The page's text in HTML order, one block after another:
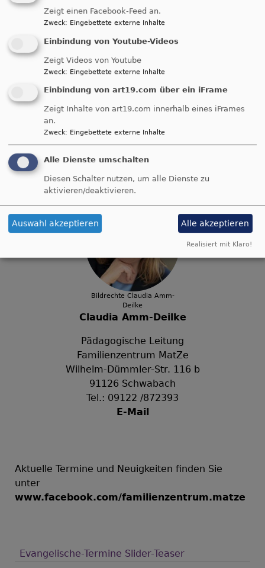
Konzept der Einrichtung St. Matthäus/MatZe
455.64 KB
Stand 2018
Konzept Familienzentrum
81.87 KB
Stand 2020
Flyer Familienzentrum MatZe (Stand 2026)
2.84 MB
Bildrechte Claudia Amm-
Deilke
Claudia Amm-Deilke
Pädagogische Leitung
Familienzentrum MatZe
Wilhelm-Dümmler-Str. 116 b
91126 Schwabach
Tel.: 09122 /872393
E-Mail
Aktuelle Termine und Neuigkeiten finden Sie
unter
www.facebook.com/familienzentrum.matze
Evangelische-Termine Slider-Teaser
Zeigt einen Facebook-Feed an.
Zweck: Eingebettete externe Inhalte
Einbindung von Youtube-Videos
Zeigt Videos von Youtube
Zweck: Eingebettete externe Inhalte
Einbindung von art19.com über ein iFrame
Zeigt Inhalte von art19.com innerhalb eines iFrames
an.
Zweck: Eingebettete externe Inhalte
Alle Dienste umschalten
Diesen Schalter nutzen, um alle Dienste zu
aktivieren/deaktivieren.
Auswahl akzeptieren Alle akzeptieren
Realisiert mit Klaro!